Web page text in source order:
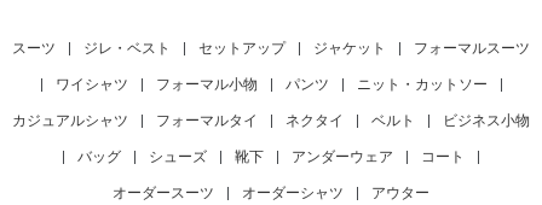
スーツ ジレ・ベスト セットアップ ジャケット フォーマルスーツ
ワイシャツ フォーマル小物 パンツ ニット・カットソー
カジュアルシャツ フォーマルタイ ネクタイ ベルト ビジネス小物
バッグ シューズ 靴下 アンダーウェア コート
オーダースーツ オーダーシャツ アウター